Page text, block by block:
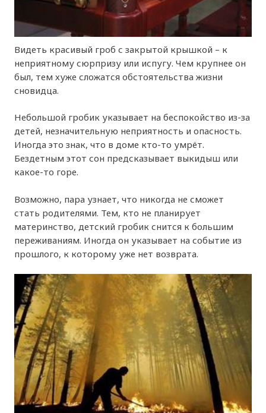
Видеть красивый гроб с закрытой крышкой – к
неприятному сюрпризу или испугу. Чем крупнее он
был, тем хуже сложатся обстоятельства жизни
сновидца.
Небольшой гробик указывает на беспокойство из-за
детей, незначительную неприятность и опасность.
Иногда это знак, что в доме кто-то умрёт.
Бездетным этот сон предсказывает выкидыш или
какое-то горе.
Возможно, пара узнает, что никогда не сможет
стать родителями. Тем, кто не планирует
материнство, детский гробик снится к большим
переживаниям. Иногда он указывает на событие из
прошлого, к которому уже нет возврата.